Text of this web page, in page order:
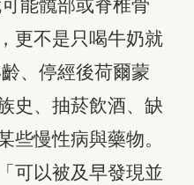
更不是只喝牛奶就
、停經後荷爾蒙
史、抽菸飲酒、缺
些慢性病與藥物。
可以被及早發現並